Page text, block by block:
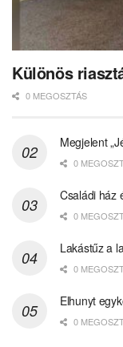
Különös
0 MEGOSZTÁS
Megjelent
0
Családi ház
0
Lakástűz a
0
Elhunyt
0